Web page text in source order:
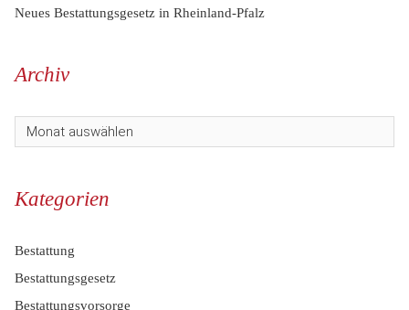
Neues Bestattungsgesetz in Rheinland-Pfalz
Archiv
Kategorien
Bestattung
Bestattungsgesetz
Bestattungsvorsorge